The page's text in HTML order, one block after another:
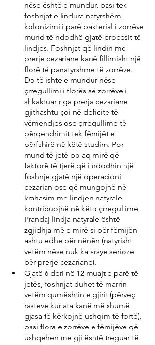
nëse është e mundur, pasi tek
foshnjat e lindura natyrshëm
kolonizimi i parë bakterial i zorrëve
mund të ndodhë gjatë procesit të
lindjes. Foshnjat që lindin me
prerje cezariane kanë fillimisht një
florë të panatyrshme të zorrëve.
Do të ishte e mundur nëse
çrregullimi i florës së zorrëve i
shkaktuar nga prerja cezariane
gjithashtu çoi në deficite të
vëmendjes ose çrregullime të
përqendrimit tek fëmijët e
përfshirë në këtë studim. Por
mund të jetë po aq mirë që
faktorë të tjerë që i ndodhin një
foshnje gjatë një operacioni
cezarian ose që mungojnë në
krahasim me lindjen natyrale
kontribuojnë në këto çrregullime.
Prandaj lindja natyrale është
zgjidhja më e mirë si për fëmijën
ashtu edhe për nënën (natyrisht
vetëm nëse nuk ka arsye serioze
për prerje cezariane).
Gjatë 6 deri në 12 muajt e parë të
jetës, foshnjat duhet të marrin
vetëm qumështin e gjirit (përveç
rasteve kur ata kanë më shumë
gjasa të kërkojnë ushqim të fortë),
pasi flora e zorrëve e fëmijëve që
ushqehen me gji është treguar të